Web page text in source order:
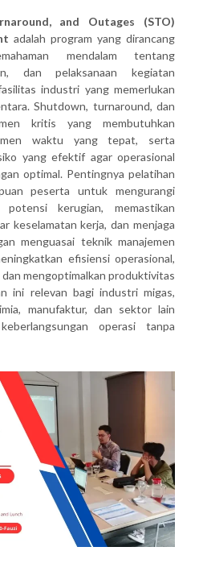
and Outages (STO)
adalah program yang dirancang
mendalam tentang
dan pelaksanaan kegiatan
industri yang memerlukan
Shutdown, turnaround, dan
kritis yang membutuhkan
waktu yang tepat, serta
yang efektif agar operasional
optimal. Pentingnya pelatihan
peserta untuk mengurangi
potensi kerugian, memastikan
keselamatan kerja, dan menjaga
menguasai teknik manajemen
efisiensi operasional,
mengoptimalkan produktivitas
ini relevan bagi industri migas,
manufaktur, dan sektor lain
operasi tanpa